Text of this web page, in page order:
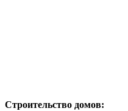
Строительство домов: